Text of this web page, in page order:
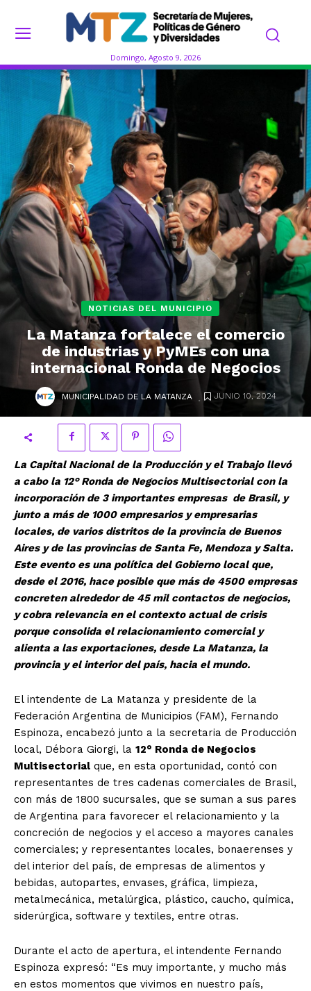
Domingo, Agosto 9, 2026
NOTICIAS DEL MUNICIPIO
La Matanza fortalece el comercio
de industrias y PyMEs con una
internacional Ronda de Negocios
MUNICIPALIDAD DE LA MATANZA . JUNIO 10, 2024
La Capital Nacional de la Producción y el Trabajo llevó
a cabo la 12° Ronda de Negocios Multisectorial con la
incorporación de 3 importantes empresas de Brasil, y
junto a más de 1000 empresarios y empresarias
locales, de varios distritos de la provincia de Buenos
Aires y de las provincias de Santa Fe, Mendoza y Salta.
Este evento es una política del Gobierno local que,
desde el 2016, hace posible que más de 4500 empresas
concreten alrededor de 45 mil contactos de negocios,
y cobra relevancia en el contexto actual de crisis
porque consolida el relacionamiento comercial y
alienta a las exportaciones, desde La Matanza, la
provincia y el interior del país, hacia el mundo.
El intendente de La Matanza y presidente de la
Federación Argentina de Municipios (FAM), Fernando
Espinoza, encabezó junto a la secretaria de Producción
local, Débora Giorgi, la 12° Ronda de Negocios
Multisectorial que, en esta oportunidad, contó con
representantes de tres cadenas comerciales de Brasil,
con más de 1800 sucursales, que se suman a sus pares
de Argentina para favorecer el relacionamiento y la
concreción de negocios y el acceso a mayores canales
comerciales; y representantes locales, bonaerenses y
del interior del país, de empresas de alimentos y
bebidas, autopartes, envases, gráfica, limpieza,
metalmecánica, metalúrgica, plástico, caucho, química,
siderúrgica, software y textiles, entre otras.
Durante el acto de apertura, el intendente Fernando
Espinoza expresó: “Es muy importante, y mucho más
en estos momentos que vivimos en nuestro país,